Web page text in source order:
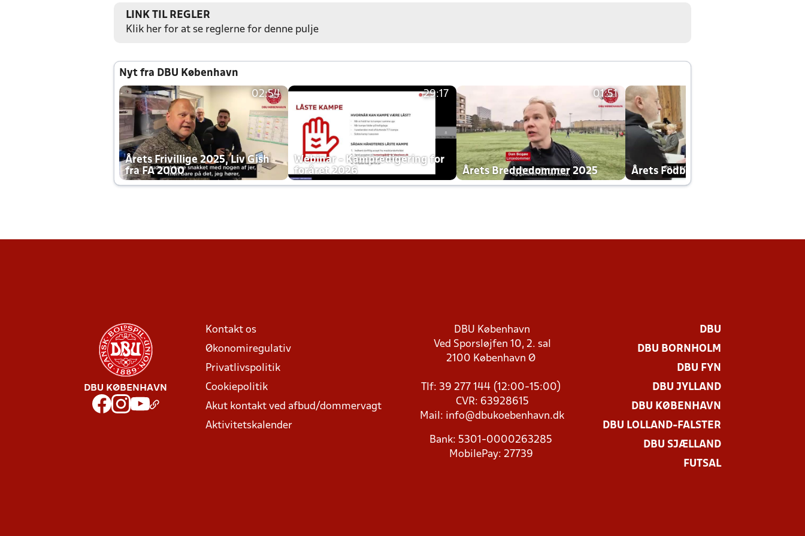
LINK TIL REGLER
Klik her for at se reglerne for denne pulje
Nyt fra DBU København
02:54
Årets Frivillige 2025, Liv Gish
fra FA 2000
29:17
Webinar - Kampredigering for
foråret 2026
01:51
Årets Breddedommer 2025 Årets Fodboldklub 2025 mp4
DBU KØBENHAVN
Kontakt os
Økonomiregulativ
Privatlivspolitik
Cookiepolitik
Akut kontakt ved afbud/dommervagt
Aktivitetskalender
DBU København
Ved Sporsløjfen 10, 2. sal
2100 København Ø
Tlf: 39 277 144 (12:00-15:00)
CVR: 63928615
Mail: info@dbukoebenhavn.dk
Bank: 5301-0000263285
MobilePay: 27739
DBU
DBU BORNHOLM
DBU FYN
DBU JYLLAND
DBU KØBENHAVN
DBU LOLLAND-FALSTER
DBU SJÆLLAND
FUTSAL